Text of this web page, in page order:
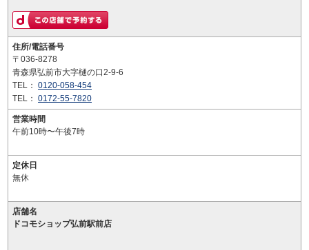
住所/電話番号
〒036-8278
青森県弘前市大字樋の口2-9-6
TEL： 0120-058-454
TEL： 0172-55-7820
営業時間
午前10時〜午後7時
定休日
無休
店舗名
ドコモショップ弘前駅前店